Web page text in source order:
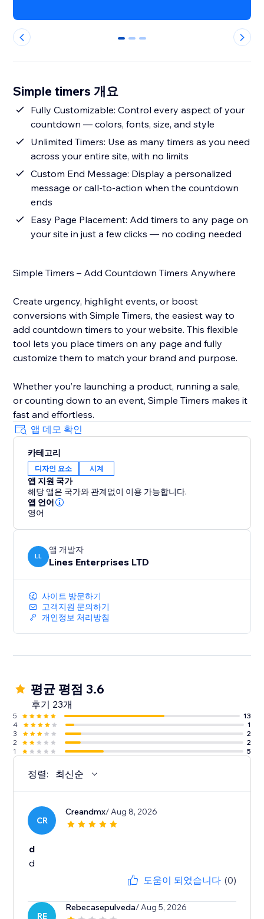
0 1 2
Simple timers 개요
Fully Customizable: Control every aspect of your
countdown — colors, fonts, size, and style
Unlimited Timers: Use as many timers as you need
across your entire site, with no limits
Custom End Message: Display a personalized
message or call-to-action when the countdown
ends
Easy Page Placement: Add timers to any page on
your site in just a few clicks — no coding needed
Simple Timers – Add Countdown Timers Anywhere
Create urgency, highlight events, or boost
conversions with Simple Timers, the easiest way to
add countdown timers to your website. This flexible
tool lets you place timers on any page and fully
customize them to match your brand and purpose.
Whether you’re launching a product, running a sale,
or counting down to an event, Simple Timers makes it
fast and effortless.
앱 데모 확인
카테고리
디자인 요소 시계
앱 지원 국가
해당 앱은 국가와 관계없이 이용 가능합니다.
앱 언어
영어
LL
앱 개발자
Lines Enterprises LTD
사이트 방문하기
고객지원 문의하기
개인정보 처리방침
평균 평점 3.6
후기 23개
5
13
4
1
3
2
2
2
1
5
정렬: 최신순
CR
Creandmx/ Aug 8, 2026
d
d
도움이 되었습니다 (0)
RE
Rebecasepulveda/ Aug 5, 2026